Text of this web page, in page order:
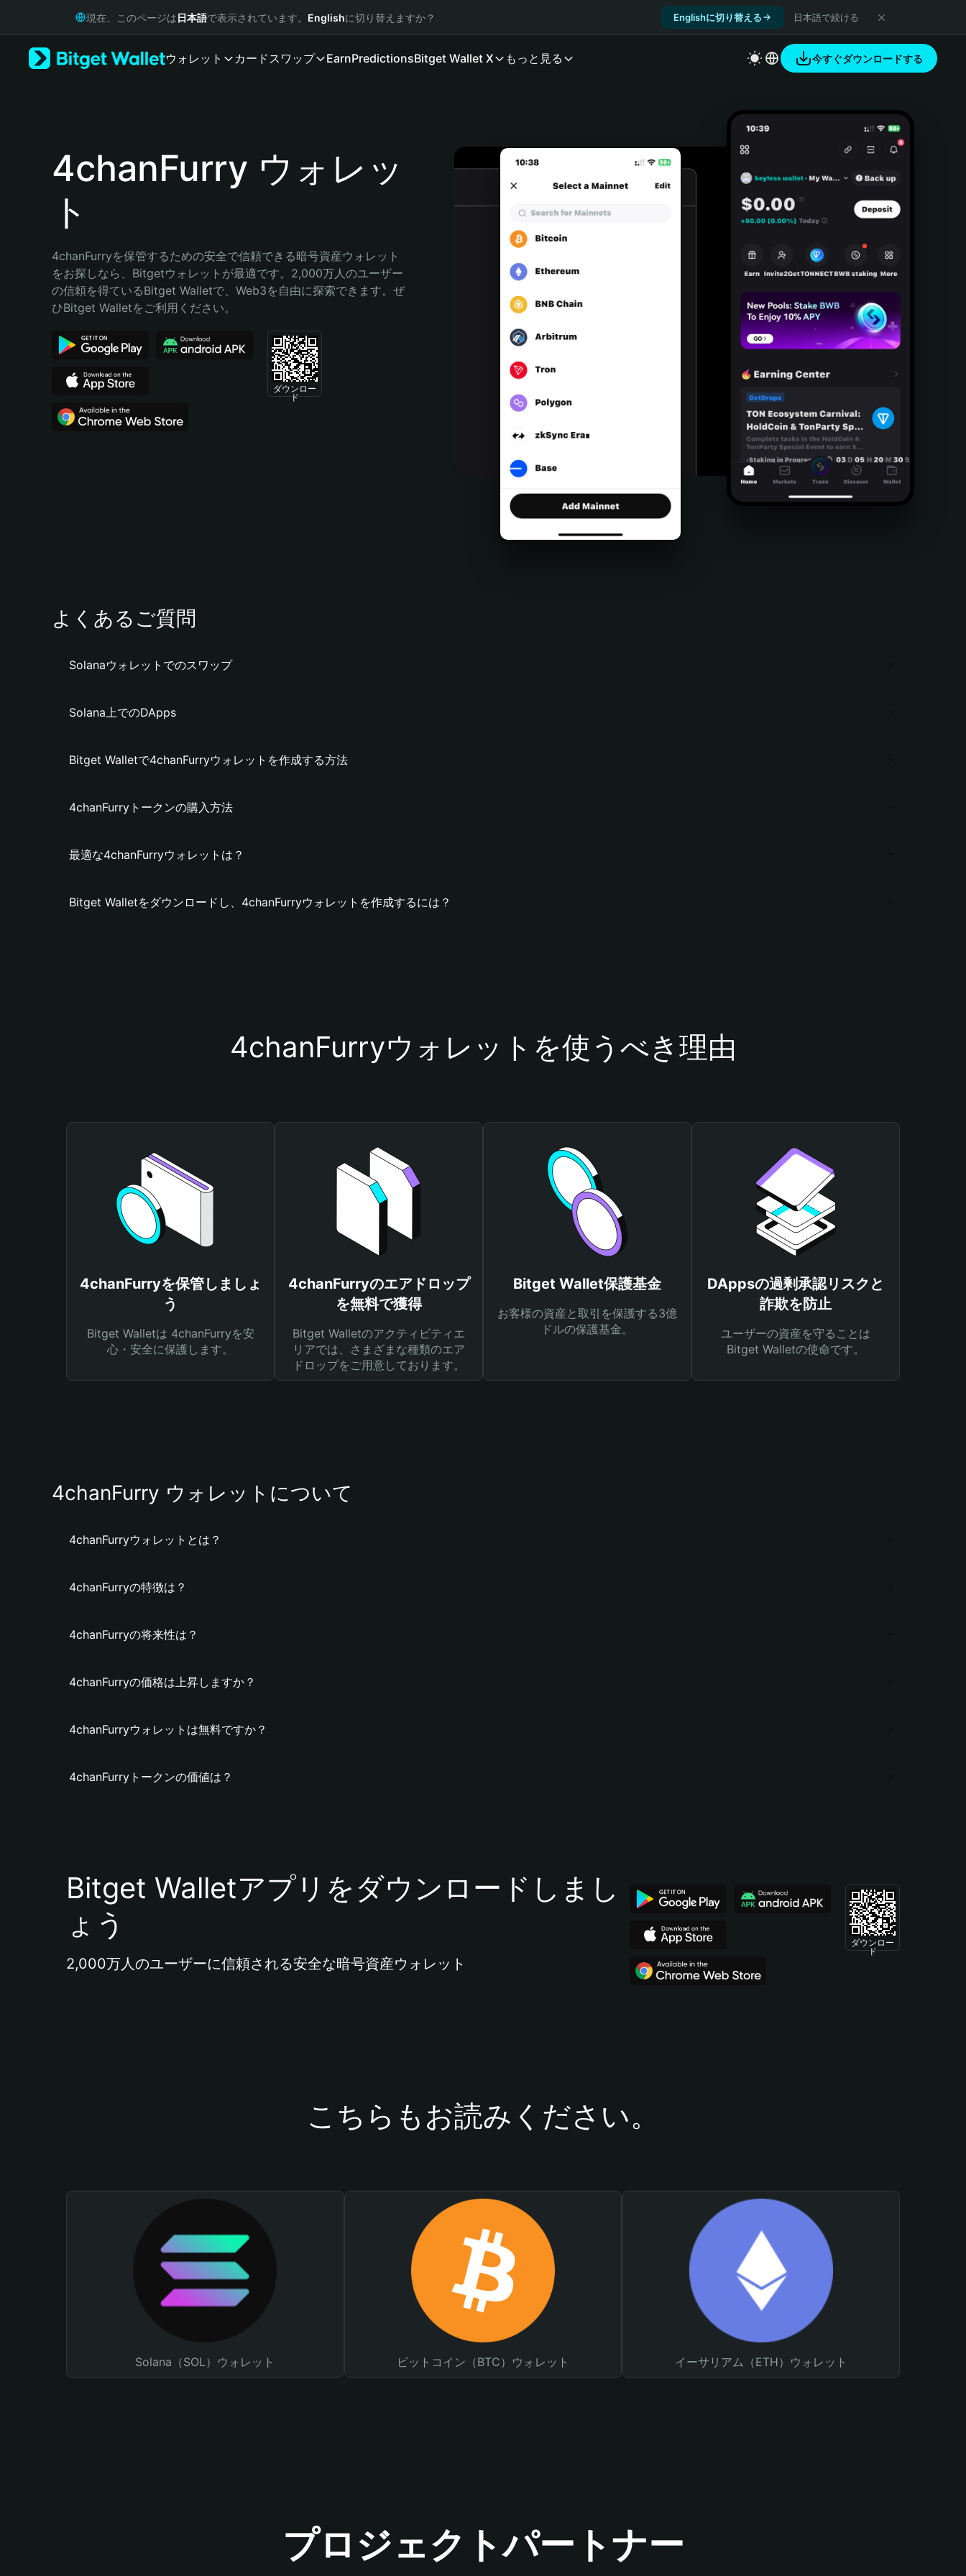
Русский
Português (Portugal)
Bahasa Indonesia
Português (Brasil)
Español (Argentina)
現在、このページは日本語で表示されています。 Englishに切り替えますか？ Englishに切り替える 日本語で続ける
ウォレット カードスワップ EarnPredictionsBitget Wallet X もっと見る 今すぐダウンロードする
4chanFurry ウォレッ
ト
4chanFurryを保管するための安全で信頼できる暗号資産ウォレット
をお探しなら、Bitgetウォレットが最適です。2,000万人のユーザー
の信頼を得ているBitget Walletで、Web3を自由に探索できます。ぜ
ひBitget Walletをご利用ください。
ダウンロー
ド
よくあるご質問
Solanaウォレットでのスワップ
Solana上でのDApps
Bitget Walletで4chanFurryウォレットを作成する方法
4chanFurryトークンの購入方法
最適な4chanFurryウォレットは？
Bitget Walletをダウンロードし、4chanFurryウォレットを作成するには？
4chanFurryウォレットを使うべき理由
4chanFurryを保管しましょ
う
Bitget Walletは 4chanFurryを安
心・安全に保護します。
4chanFurryのエアドロップ
を無料で獲得
Bitget Walletのアクティビティエ
リアでは、さまざまな種類のエア
ドロップをご用意しております。
Bitget Wallet保護基金
お客様の資産と取引を保護する3億
ドルの保護基金。
DAppsの過剰承認リスクと
詐欺を防止
ユーザーの資産を守ることは
Bitget Walletの使命です。
4chanFurry ウォレットについて
4chanFurryウォレットとは？
4chanFurryの特徴は？
4chanFurryの将来性は？
4chanFurryの価格は上昇しますか？
4chanFurryウォレットは無料ですか？
4chanFurryトークンの価値は？
Bitget Walletアプリをダウンロードしまし
ょう
2,000万人のユーザーに信頼される安全な暗号資産ウォレット
ダウンロー
ド
こちらもお読みください。
Solana（SOL）ウォレット ビットコイン（BTC）ウォレット イーサリアム（ETH）ウォレット
プロジェクトパートナー